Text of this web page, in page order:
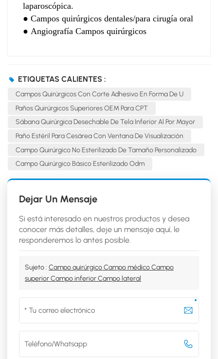
laparoscópica.
● Campos quirúrgicos dentales/para cirugía oral
● Angiografía Campos quirúrgicos
ETIQUETAS CALIENTES :
Campos Quirúrgicos Con Corte Adhesivo En Forma De U
Paños Quirúrgicos Superiores OEM Para CPT
Sábana Quirúrgica Desechable De Tela Inferior Al Por Mayor
Paño Estéril Para Cesárea Con Ventana De Visualización
Campo Quirúrgico No Esterilizado De Tamaño Personalizado
Campo Quirúrgico Básico Esterilizado Odm
Dejar Un Mensaje
Si está interesado en nuestros productos y desea
conocer más detalles, deje un mensaje aquí, le
responderemos lo antes posible.
Sujeto : Campo quirúrgico Campo médico Campo
superior Campo inferior Campo lateral